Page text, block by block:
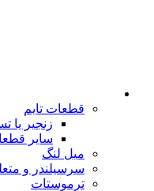
قطعات تایم
زنجیر یا
سایر
میل لنگ
سرسیلندر و
ترموستات